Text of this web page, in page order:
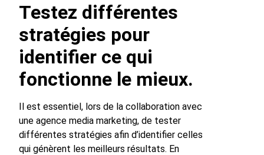
Testez différentes
stratégies pour
identifier ce qui
fonctionne le mieux.
Il est essentiel, lors de la collaboration avec
une agence media marketing, de tester
différentes stratégies afin d’identifier celles
qui génèrent les meilleurs résultats. En